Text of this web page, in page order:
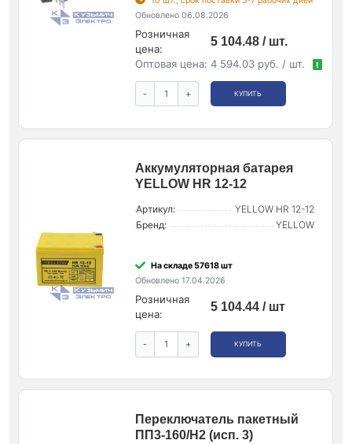
Обновлено 06.08.2026
Розничная
цена:
5 104.48 / шт.
Оптовая цена: 4 594.03 руб. / шт. !
- + КУПИТЬ
Аккумуляторная батарея
YELLOW HR 12-12
Артикул:
YELLOW HR 12-12
Бренд:
YELLOW
На складе 57618 шт
Обновлено 17.04.2026
Розничная
цена:
5 104.44 / шт
- + КУПИТЬ
Переключатель пакетный
ПП3-160/Н2 (исп. 3)